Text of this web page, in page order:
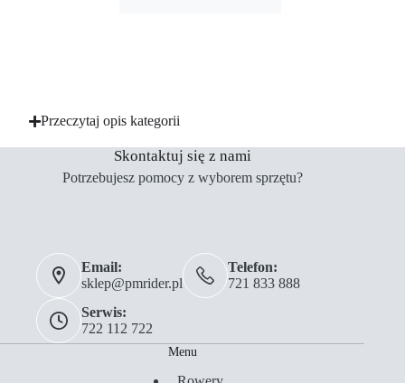
Przeczytaj opis kategorii
Skontaktuj się z nami
Potrzebujesz pomocy z wyborem sprzętu?
Email:
sklep@pmrider.pl
Telefon:
721 833 888
Serwis:
722 112 722
Menu